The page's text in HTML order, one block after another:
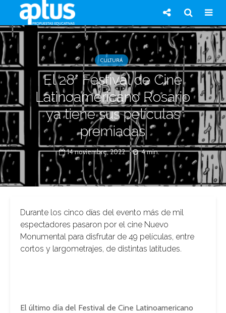
CULTURA
El 28° Festival de Cine
Latinoamericano Rosario
ya tiene sus películas
premiadas
14 noviembre, 2022 4 min.
Durante los cinco días del evento más de mil
espectadores pasaron por el cine Nuevo
Monumental para disfrutar de 49 películas, entre
cortos y largometrajes, de distintas latitudes.
El último día del Festival de Cine Latinoamericano